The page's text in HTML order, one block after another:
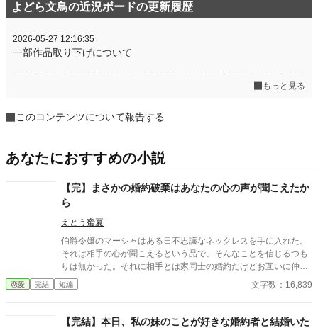
よどら文鳥の近況ボードの更新履歴
2026-05-27 12:16:35
一部作品取り下げについて
もっと見る
このコンテンツについて報告する
あなたにおすすめの小説
【完】まさかの婚約破棄はあなたの心の声が聞こえたか
ら
えとう蜜夏
伯爵令嬢のマーシャはある日不思議なネックレスを手に入れた。
それは相手の心が聞こえるという品で、そんなことを信じるつも
りは無かった。それに相手とは家同士の婚約だけどお互いに仲も
良く、上手くいっていると思っていたつもりだったのに……。よ
くある婚約破棄のお話です。 ※他サイトに自立も掲載しておりま
Unauthorized duplication is a violation of applicable laws. ⓒ
恋愛 完結 短編 文字数：16,839
【完結】本日、私の妹のことが好きな婚約者と結婚いた